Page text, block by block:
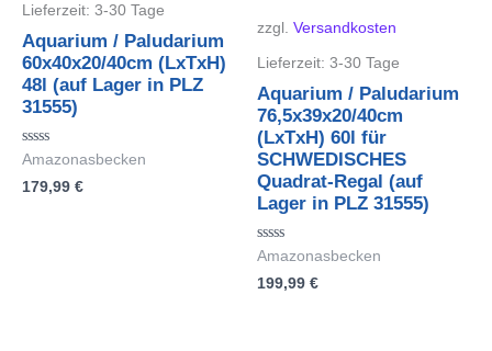
Lieferzeit: 3-30 Tage
Aquarium / Paludarium
60x40x20/40cm (LxTxH)
48l (auf Lager in PLZ
31555)
Bewertet
0
Amazonasbecken
179,99 €
zzgl. Versandkosten
Lieferzeit: 3-30 Tage
Aquarium / Paludarium
76,5x39x20/40cm
(LxTxH) 60l für
SCHWEDISCHES
Quadrat-Regal (auf
Lager in PLZ 31555)
Bewertet
0
Amazonasbecken
199,99 €